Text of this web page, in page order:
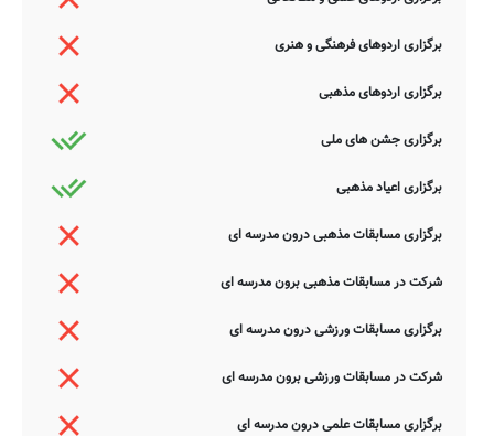
برگزاری اردوهای فرهنگی و هنری
برگزاری اردوهای مذهبی
برگزاری جشن های ملی
برگزاری اعیاد مذهبی
برگزاری مسابقات مذهبی درون مدرسه ای
شرکت در مسابقات مذهبی برون مدرسه ای
برگزاری مسابقات ورزشی درون مدرسه ای
شرکت در مسابقات ورزشی برون مدرسه ای
برگزاری مسابقات علمی درون مدرسه ای